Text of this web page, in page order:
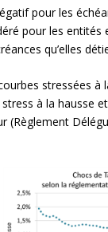
pour les
pour les
qu’elles
stressées à
à la hausse